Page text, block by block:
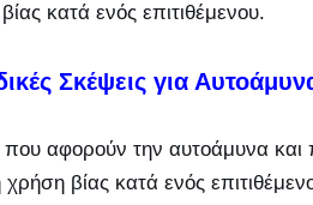
κατά ενός επιτιθέμενου.
Σκέψεις για
αφορούν την αυτοάμυνα
βίας κατά ενός